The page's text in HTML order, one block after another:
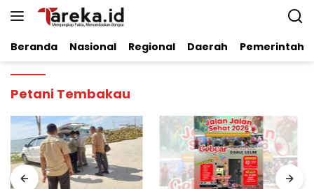
Beranda Nasional Regional Daerah
Petani Tembakau